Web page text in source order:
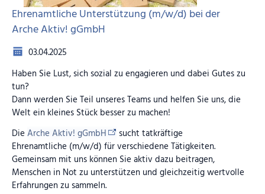
Ehrenamtliche Unterstützung (m/w/d) bei der
Arche Aktiv! gGmbH
03.04.2025
Haben Sie Lust, sich sozial zu engagieren und dabei Gutes zu
tun?
Dann werden Sie Teil unseres Teams und helfen Sie uns, die
Welt ein kleines Stück besser zu machen!
Die Arche Aktiv! gGmbH
sucht tatkräftige
Ehrenamtliche (m/w/d) für verschiedene Tätigkeiten.
Gemeinsam mit uns können Sie aktiv dazu beitragen,
Menschen in Not zu unterstützen und gleichzeitig wertvolle
Erfahrungen zu sammeln.